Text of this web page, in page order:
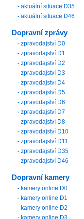
- aktuální situace D35
- aktuální situace D46
Dopravní zprávy
- zpravodajství D0
- zpravodajství D1
- zpravodajství D2
- zpravodajství D3
- zpravodajství D4
- zpravodajství D5
- zpravodajství D6
- zpravodajství D7
- zpravodajství D8
- zpravodajství D10
- zpravodajství D11
- zpravodajství D35
- zpravodajství D46
Dopravní kamery
- kamery online D0
- kamery online D1
- kamery online D2
- kamery online D3